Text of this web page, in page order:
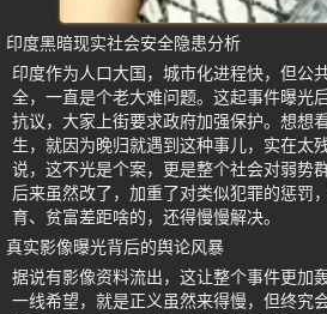
印度黑暗现实社会安全隐患分析
印度作为人口大国，城市化进程快，但公
全，一直是个老大难问题。这起事件曝光
抗议，大家上街要求政府加强保护。想想
生，就因为晚归就遇到这种事儿，实在太
说，这不光是个案，更是整个社会对弱势
后来虽然改了，加重了对类似犯罪的惩罚
育、贫富差距啥的，还得慢慢解决。
真实影像曝光背后的舆论风暴
据说有影像资料流出，这让整个事件更加
一线希望，就是正义虽然来得慢，但终究